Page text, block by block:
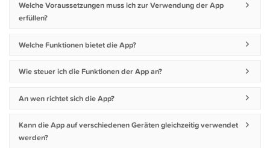
Welche Voraussetzungen muss ich zur Verwendung der App
erfüllen?
Welche Funktionen bietet die App?
Wie steuer ich die Funktionen der App an?
An wen richtet sich die App?
Kann die App auf verschiedenen Geräten gleichzeitig verwendet
werden?
Hilfe